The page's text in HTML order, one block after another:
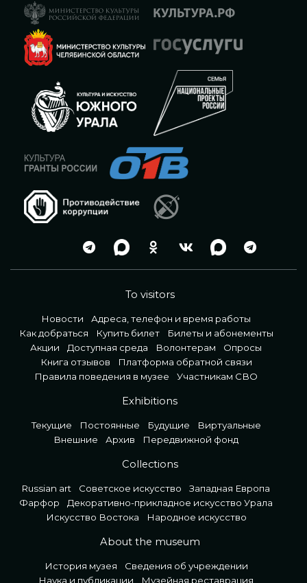
To visitors
Новости
Адреса, телефон и время работы
Как добраться
Купить билет
Билеты и абонементы
Акции
Доступная среда Волонтерам
Опросы
Книга отзывов
Платформа обратной связи
Правила поведения в музее
Участникам СВО
Exhibitions
Текущие Постоянные Будущие
Виртуальные
Внешние
Архив Передвижной фонд
Collections
Russian art Советское искусство
Западная Европа
Фарфор
Декоративно-прикладное искусство Урала
Искусство Востока
Народное искусство
About the museum
История музея
Сведения об учреждении
Наука и публикации
Музейная реставрация